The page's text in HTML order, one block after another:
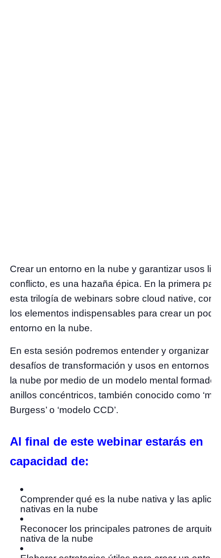
Crear un entorno en la nube y garantizar usos
conflicto, es una hazaña épica. En la primera
esta trilogía de webinars sobre cloud native,
los elementos indispensables para crear un
entorno en la nube.
En esta sesión podremos entender y organizar
desafíos de transformación y usos en entornos
la nube por medio de un modelo mental formado
anillos concéntricos, también conocido como
Burgess’ o ‘modelo CCD’.
Al final de este webinar estarás en
capacidad de:
Comprender qué es la nube nativa y las
nativas en la nube
Reconocer los principales patrones de
nativa de la nube